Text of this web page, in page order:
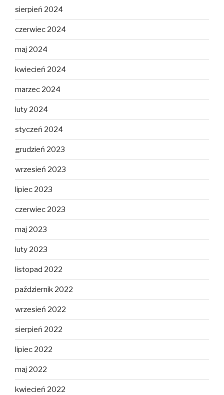
sierpień 2024
czerwiec 2024
maj 2024
kwiecień 2024
marzec 2024
luty 2024
styczeń 2024
grudzień 2023
wrzesień 2023
lipiec 2023
czerwiec 2023
maj 2023
luty 2023
listopad 2022
październik 2022
wrzesień 2022
sierpień 2022
lipiec 2022
maj 2022
kwiecień 2022